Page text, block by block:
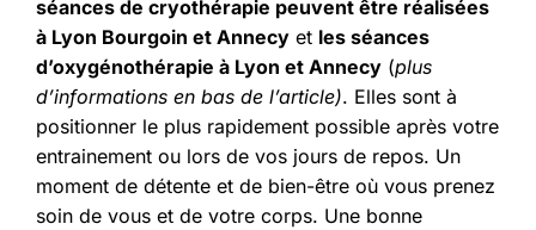
séances de cryothérapie peuvent être réalisées
à Lyon Bourgoin et Annecy et les séances
d’oxygénothérapie à Lyon et Annecy (plus
d’informations en bas de l’article). Elles sont à
positionner le plus rapidement possible après votre
entrainement ou lors de vos jours de repos. Un
moment de détente et de bien-être où vous prenez
soin de vous et de votre corps. Une bonne